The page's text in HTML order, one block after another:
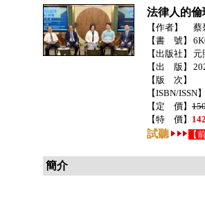
法律人的
【作者】
蔡
【書 號】
【出版社】
元
【出 版】
【版 次】
【ISBN/ISSN】
【定 價】
【特 價】
試聽 【
簡介